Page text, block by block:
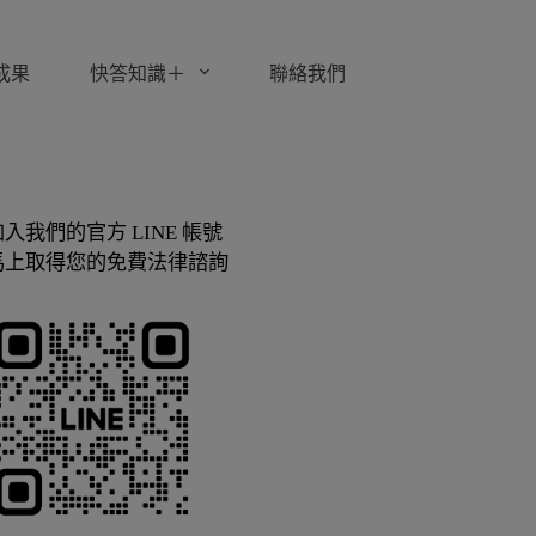
果 快答知識＋ 聯絡我們
入我們的官方 LINE 帳號
上取得您的免費法律諮詢